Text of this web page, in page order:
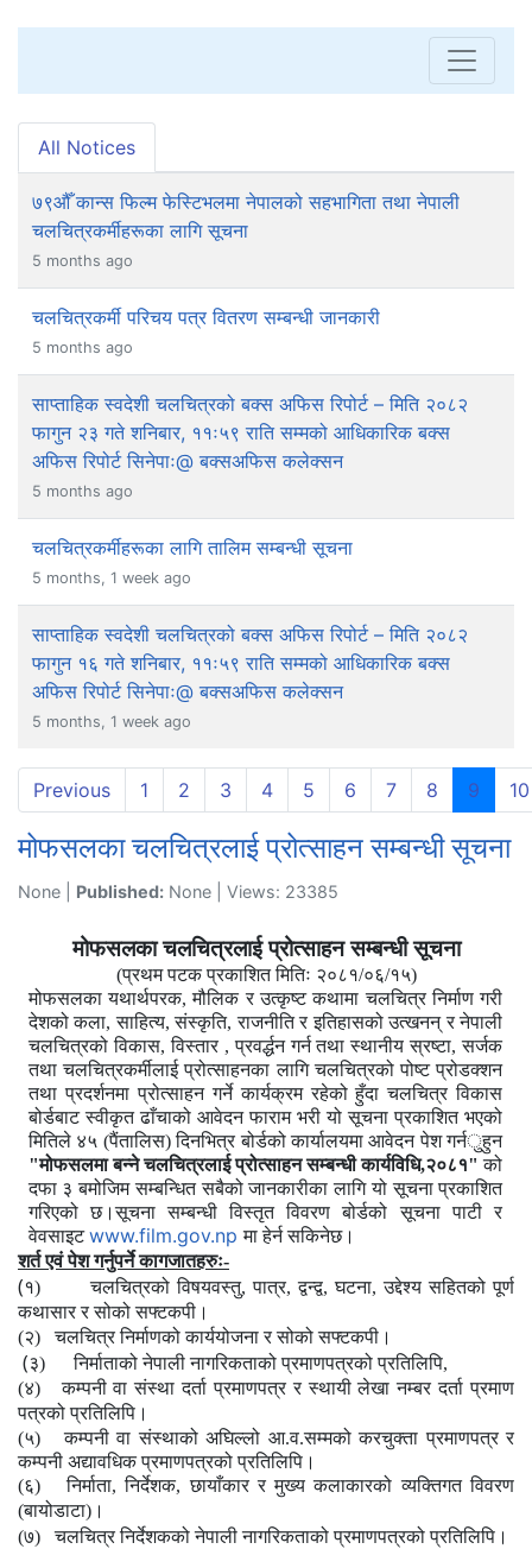
All Notices
७९औँ कान्स फिल्म फेस्टिभलमा नेपालको सहभागिता तथा नेपाली
चलचित्रकर्मीहरूका लागि सूचना
5 months ago
चलचित्रकर्मी परिचय पत्र वितरण सम्बन्धी जानकारी
5 months ago
साप्ताहिक स्वदेशी चलचित्रको बक्स अफिस रिपोर्ट – मिति २०८२
फागुन २३ गते शनिबार, ११ः५९ राति सम्मको आधिकारिक बक्स
अफिस रिपोर्ट सिनेपाः@ बक्सअफिस कलेक्सन
5 months ago
चलचित्रकर्मीहरूका लागि तालिम सम्बन्धी सूचना
5 months, 1 week ago
साप्ताहिक स्वदेशी चलचित्रको बक्स अफिस रिपोर्ट – मिति २०८२
फागुन १६ गते शनिबार, ११ः५९ राति सम्मको आधिकारिक बक्स
अफिस रिपोर्ट सिनेपाः@ बक्सअफिस कलेक्सन
5 months, 1 week ago
Previous 1 2 3 4 5 6 7 8 9 10
मोफसलका चलचित्रलाई प्रोत्साहन सम्बन्धी सूचना
None | Published: None | Views: 23385
मोफसलका चलचित्रलाई प्रोत्साहन सम्बन्धी सूचना
(प्रथम पटक प्रकाशित मितिः २०८१/०६/१५)
मोफसलका यथार्थपरक, मौलिक र उत्कृष्ट कथामा चलचित्र निर्माण गरी
देशको कला, साहित्य, संस्कृति, राजनीति र इतिहासको उत्खनन् र नेपाली
चलचित्रको विकास, विस्तार , प्रवर्द्धन गर्न तथा स्थानीय स्रष्टा, सर्जक
तथा चलचित्रकर्मीलाई प्रोत्साहनका लागि चलचित्रको पोष्ट प्रोडक्शन
तथा प्रदर्शनमा प्रोत्साहन गर्ने कार्यक्रम रहेको हुँदा चलचित्र विकास
बोर्डबाट स्वीकृत ढाँचाको आवेदन फाराम भरी यो सूचनाप्रकाशित भएको
मितिले ४५ (पैंतालिस) दिनभित्र बोर्डको कार्यालयमा आवेदन पेश गर्नुहुन
"मोफसलमा बन्ने चलचित्रलाई प्रोत्साहनसम्बन्धी कार्यविधि,२०८१" को
दफा ३ बमोजिम सम्बन्धित सबैको जानकारीका लागि यो सूचना प्रकाशित
गरिएको छ।सूचना सम्बन्धी विस्तृत विवरण बोर्डको सूचना पाटी
र
वेवसाइट www.film.gov.np मा हेर्न सकिनेछ।
शर्त एवं पेश गर्नुपर्ने कागजातहरुः-
(१)
चलचित्रको विषयवस्तु, पात्र, द्वन्द्व, घटना, उद्देश्य सहितको पूर्ण
कथासार र सोको सफ्टकपी।
(२) चलचित्र निर्माणको कार्ययोजना र सोको सफ्टकपी।
(३)
निर्माताको नेपाली नागरिकताको प्रमाणपत्रको प्रतिलिपि,
(४) कम्पनी वा संस्था दर्ता प्रमाणपत्र र स्थायी लेखा नम्बर दर्ता प्रमाण
पत्रको प्रतिलिपि।
(५) कम्पनी वा संस्थाको अघिल्लो आ.व.सम्मको करचुक्ता प्रमाणपत्र र
कम्पनी अद्यावधिक प्रमाणपत्रको प्रतिलिपि।
(६)निर्माता, निर्देशक, छायाँकार र मुख्य कलाकारको व्यक्तिगत विवरण
(बायोडाटा)।
(७)
चलचित्र निर्देशकको नेपाली नागरिकताको प्रमाणपत्रको प्रतिलिपि।